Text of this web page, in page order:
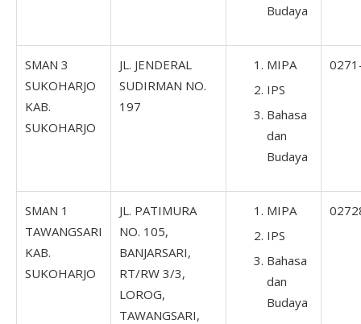
Budaya
SMAN 3
SUKOHARJO
KAB.
SUKOHARJO
JL. JENDERAL
SUDIRMAN NO.
197
MIPA
IPS
Bahasa
dan
Budaya
SMAN 1
TAWANGSARI
KAB.
SUKOHARJO
JL. PATIMURA
NO. 105,
BANJARSARI,
RT/RW 3/3,
LOROG,
TAWANGSARI,
MIPA
IPS
Bahasa
dan
Budaya